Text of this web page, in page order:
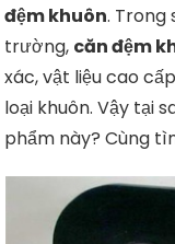
đệm khuôn. Trong
trường, căn đệm
xác, vật liệu cao
loại khuôn. Vậy tại
phẩm này? Cùng